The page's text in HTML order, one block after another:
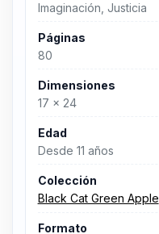
Imaginación, Justicia
Páginas
80
Dimensiones
17 x 24
Edad
Desde 11 años
Colección
Black Cat Green Apple
Formato